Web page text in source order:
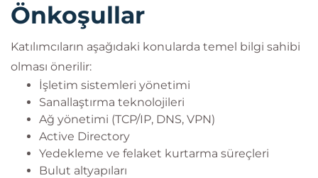
Önkoşullar
Katılımcıların aşağıdaki konularda temel bilgi sahibi
olması önerilir:
İşletim sistemleri yönetimi
Sanallaştırma teknolojileri
Ağ yönetimi (TCP/IP, DNS, VPN)
Active Directory
Yedekleme ve felaket kurtarma süreçleri
Bulut altyapıları